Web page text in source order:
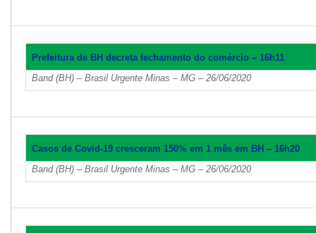
Prefeitura de BH decreta fechamento do comércio – 16h11
Band (BH) – Brasil Urgente Minas – MG – 26/06/2020
Casos de Covid-19 cresceram 150% em 1 mês em BH – 16h20
Band (BH) – Brasil Urgente Minas – MG – 26/06/2020